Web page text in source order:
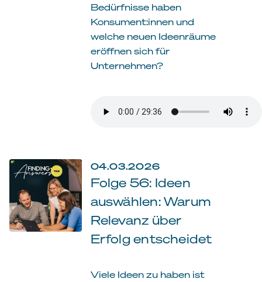
Bedürfnisse haben
Konsument:innen und
welche neuen Ideenräume
eröffnen sich für
Unternehmen?
04.03.2026
Folge 56: Ideen
auswählen: Warum
Relevanz über
Erfolg entscheidet
Viele Ideen zu haben ist